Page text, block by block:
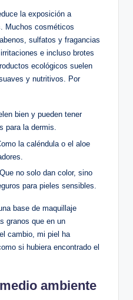
la exposición a
Muchos cosméticos
sulfatos y fragancias
e incluso brotes
ecológicos suelen
y nutritivos. Por
bien y pueden tener
para la dermis.
la caléndula o el aloe
Que no solo dan color, sino
para pieles sensibles.
base de maquillaje
granos que en un
cambio, mi piel ha
si hubiera encontrado el
ambiente